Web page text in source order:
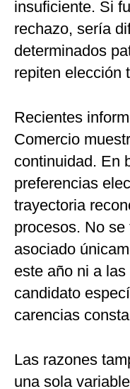
insuficiente. Si
rechazo, sería
determinados
repiten elección
Recientes
Comercio
continuidad. En
preferencias
trayectoria
procesos. No
asociado
este año ni a
candidato
carencias
Las razones
una sola